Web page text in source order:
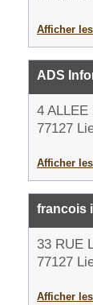
Afficher
ADS
4
77127
Afficher
francois
33 RUE
77127
Afficher